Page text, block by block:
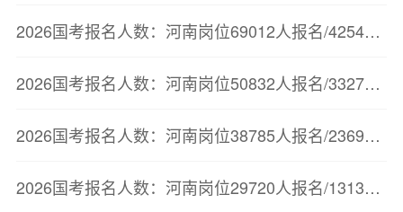
2026国考报名人数：河南岗位69012人报名/42545人审核通过【截至10月20日16:30】
2026国考报名人数：河南岗位50832人报名/33272人审核通过【截至10月19日20时】
2026国考报名人数：河南岗位38785人报名/23694人审核通过【截至10月18日20时】
2026国考报名人数：河南岗位29720人报名/13134人审核通过【截至10月17日17时】